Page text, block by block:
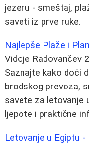
jezeru - smeštaj,
saveti iz prve ruke.
Najlepše Plaže i
Vidoje Radovančev
Saznajte kako doći
brodskog prevoza,
savete za letovanje
ljepote i praktične
Letovanje u Egiptu